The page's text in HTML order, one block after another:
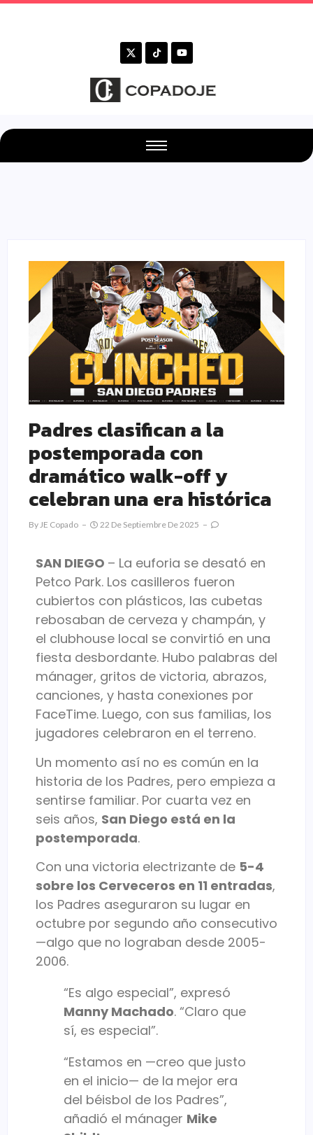
Padres clasifican a la
postemporada con
dramático walk-off y
celebran una era histórica
ByJE Copado 22 De Septiembre De 2025
SAN DIEGO – La euforia se desató en
Petco Park. Los casilleros fueron
cubiertos con plásticos, las cubetas
rebosaban de cerveza y champán, y
el clubhouse local se convirtió en una
fiesta desbordante. Hubo palabras del
mánager, gritos de victoria, abrazos,
canciones, y hasta conexiones por
FaceTime. Luego, con sus familias, los
jugadores celebraron en el terreno.
Un momento así no es común en la
historia de los Padres, pero empieza a
sentirse familiar. Por cuarta vez en
seis años, San Diego está en la
postemporada.
Con una victoria electrizante de 5-4
sobre los Cerveceros en 11 entradas,
los Padres aseguraron su lugar en
octubre por segundo año consecutivo
—algo que no lograban desde 2005-
2006.
“Es algo especial”, expresó
Manny Machado. “Claro que
sí, es especial”.
“Estamos en —creo que justo
en el inicio— de la mejor era
del béisbol de los Padres”,
añadió el mánager Mike